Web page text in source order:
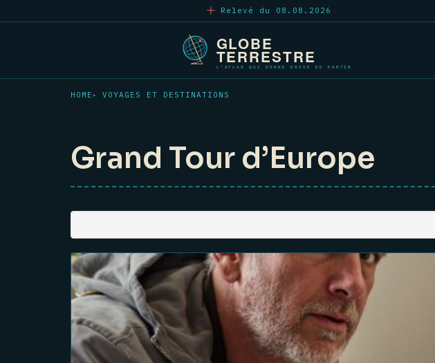
Relevé du 08.08.2026
HOME VOYAGES ET DESTINATIONS
Grand Tour d’Europe